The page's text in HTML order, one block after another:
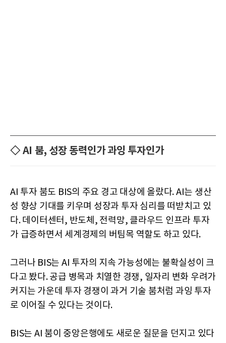
◇ AI 붐, 성장 동력인가 과잉 투자인가
AI 투자 붐도 BIS의 주요 경고 대상에 올랐다. AI는 생산
성 향상 기대를 키우며 성장과 투자 심리를 떠받치고 있
다. 데이터센터, 반도체, 전력망, 클라우드 인프라 투자
가 급증하면서 세계경제의 버팀목 역할도 하고 있다.
그러나 BIS는 AI 투자의 지속 가능성에는 불확실성이 크
다고 봤다. 공급 병목과 치열한 경쟁, 일자리 변화 우려가
커지는 가운데 투자 경쟁이 과거 기술 붐처럼 과잉 투자
로 이어질 수 있다는 것이다.
BIS는 AI 붐이 중앙은행에도 새로운 질문을 던지고 있다